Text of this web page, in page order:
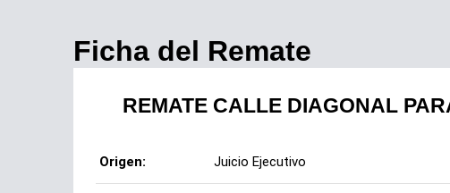
Ficha del Remate
REMATE CALLE DIAGONAL
Origen: Juicio Ejecutivo